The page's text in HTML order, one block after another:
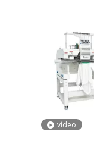
vídeo